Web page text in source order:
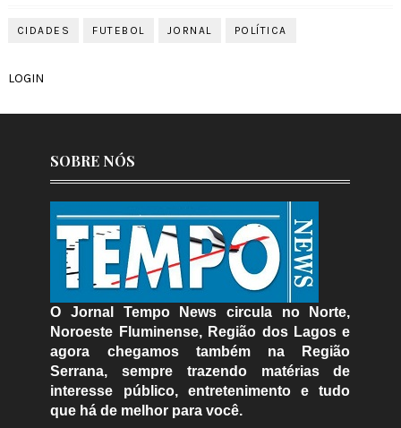
CIDADES FUTEBOL JORNAL POLÍTICA
LOGIN
SOBRE NÓS
O Jornal Tempo News circula no Norte,
Noroeste Fluminense, Região dos Lagos e
agora chegamos também na Região
Serrana, sempre trazendo matérias de
interesse público, entretenimento e tudo
que há de melhor para você.